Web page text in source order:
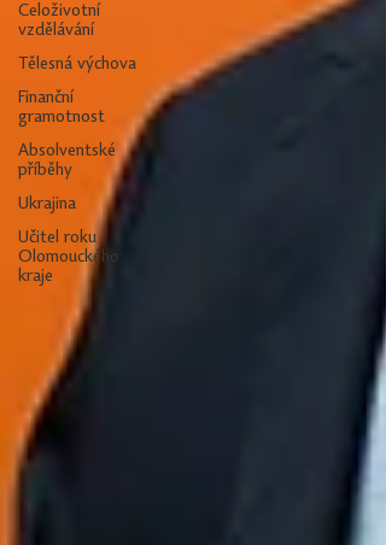
Celoživotní
vzdělávání
Tělesná výchova
Finanční
gramotnost
Absolventské
příběhy
Ukrajina
Učitel roku
Olomouckého
kraje